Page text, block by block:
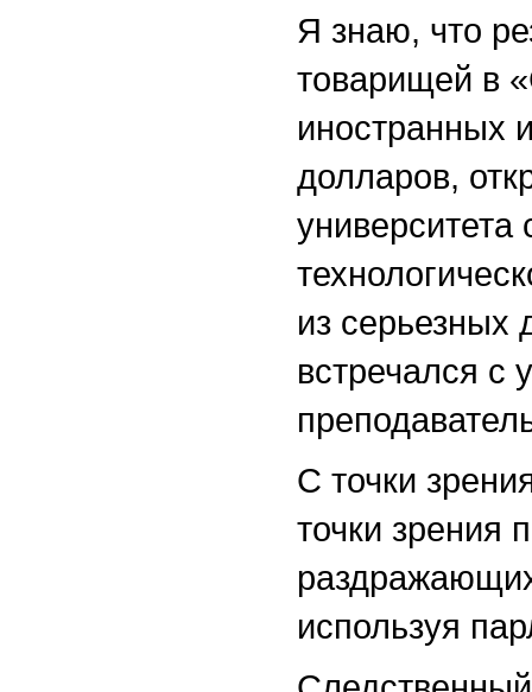
Я знаю, что
товарищей в
иностранных
долларов,
университета
из серьезных
встречался с
С точки
точки зрения
используя